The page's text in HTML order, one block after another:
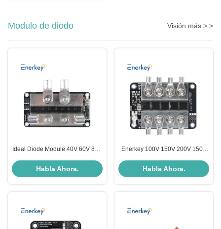
Modulo de diodo Visión más > >
Ideal Diode Module 40V 60V 80V
photovoltaic Base Station Battery
Charger Prevent Anti-backflow
Habla Ahora.
Enerkey 100V 150V 200V 150A
ideal para la batería de
automóviles eléctricos
Habla Ahora.